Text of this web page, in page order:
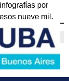
por
nueve mil.
UBA-REC